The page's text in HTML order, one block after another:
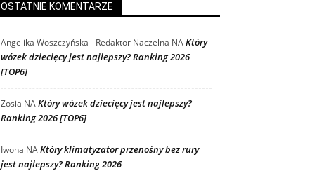
OSTATNIE KOMENTARZE
Angelika Woszczyńska - Redaktor Naczelna NAKtóry
wózek dziecięcy jest najlepszy? Ranking 2026
[TOP6]
Zosia NAKtóry wózek dziecięcy jest najlepszy?
Ranking 2026 [TOP6]
Iwona NAKtóry klimatyzator przenośny bez rury
jest najlepszy? Ranking 2026